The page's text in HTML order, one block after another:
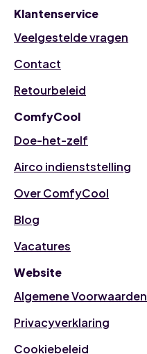
Klantenservice
Veelgestelde vragen
Contact
Retourbeleid
ComfyCool
Doe-het-zelf
Airco indienststelling
Over ComfyCool
Blog
Vacatures
Website
Algemene Voorwaarden
Privacyverklaring
Cookiebeleid